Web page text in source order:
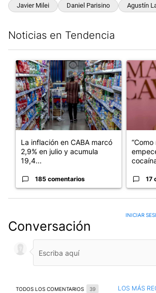
Javier Milei Daniel Parisino Agustín
Noticias en Tendencia
Un artículo de tendencia con el título "La
La inflación en CABA marcó
2,9% en julio y acumula
19,4...
185 comentarios
Un
17
Conversación
INICIAR
TODOS LOS COMENTARIOS 39 LOS MÁS